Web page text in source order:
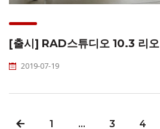
[출시] RAD스튜디오 10.3 리
2019-07-19
1 … 3 4